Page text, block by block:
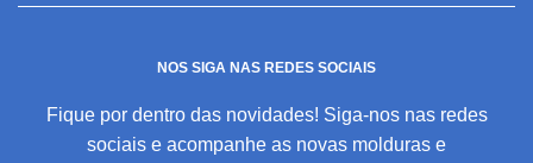
NOS SIGA NAS REDES SOCIAIS
Fique por dentro das novidades! Siga-nos nas redes
sociais e acompanhe as novas molduras e